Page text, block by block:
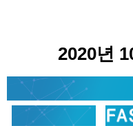
2020년